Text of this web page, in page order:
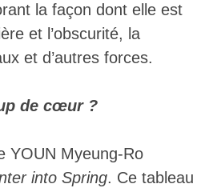
la façon dont elle est
et l’obscurité, la
et d’autres forces.
de cœur ?
YOUN Myeung-Ro
into Spring. Ce tableau